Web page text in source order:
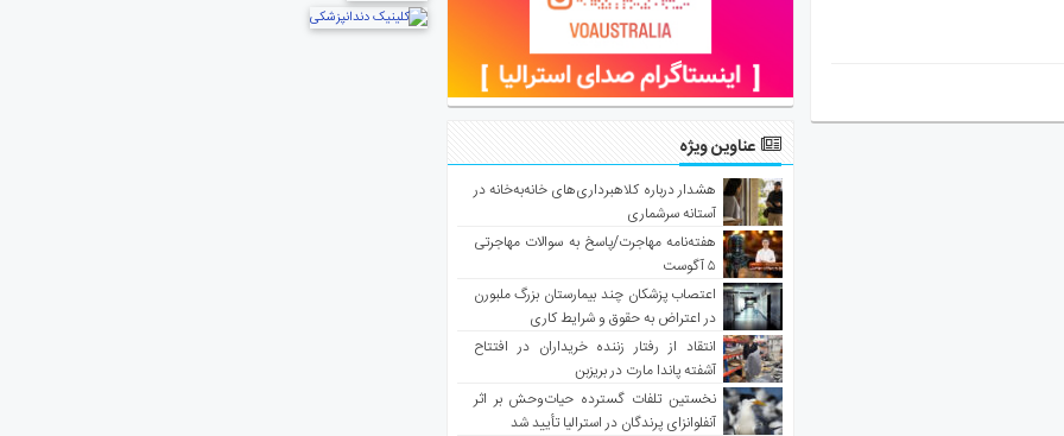
عناوین ویژه
هشدار درباره کلاهبرداری‌های خانه‌به‌خانه در
آستانه سرشماری
هفته‌نامه مهاجرت/پاسخ به سوالات مهاجرتی
۵ آگوست
اعتصاب پزشکان چند بیمارستان بزرگ ملبورن
در اعتراض به حقوق و شرایط کاری
انتقاد از رفتار زننده خریداران در افتتاح
آشفته پاندا مارت در بریزبن
نخستین تلفات گسترده حیات‌وحش بر اثر
آنفلوانزای پرندگان در استرالیا تأیید شد